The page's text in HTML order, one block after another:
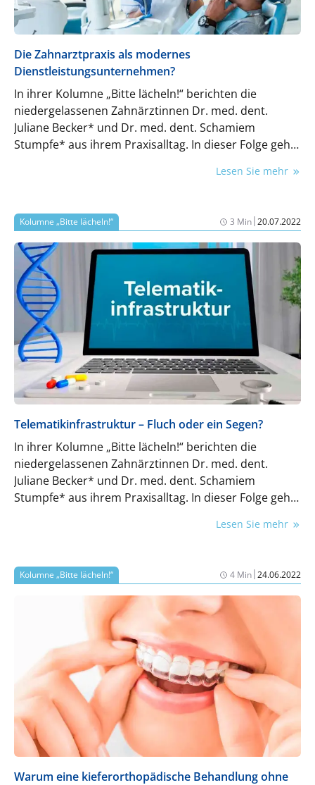
Die Zahnarztpraxis als modernes
Dienstleistungsunternehmen?
In ihrer Kolumne „Bitte lächeln!“ berichten die
niedergelassenen Zahnärztinnen Dr. med. dent.
Juliane Becker* und Dr. med. dent. Schamiem
Stumpfe* aus ihrem Praxisalltag. In dieser Folge geht
Lesen Sie mehr
Kolumne „Bitte lächeln!“ 3 Min|20.07.2022
Telematikinfrastruktur – Fluch oder ein Segen?
In ihrer Kolumne „Bitte lächeln!“ berichten die
niedergelassenen Zahnärztinnen Dr. med. dent.
Juliane Becker* und Dr. med. dent. Schamiem
Stumpfe* aus ihrem Praxisalltag. In dieser Folge geht
Lesen Sie mehr
Kolumne „Bitte lächeln!“ 4 Min|24.06.2022
Warum eine kieferorthopädische Behandlung ohne